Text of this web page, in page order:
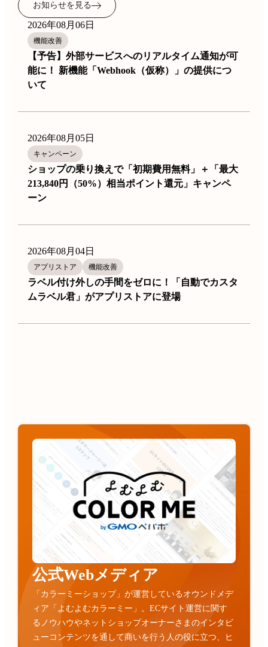
お知らせを見る
2026年08月06日
機能改善
【予告】外部サービスへのリアルタイム通知が可
能に！ 新機能「Webhook（仮称）」の提供につ
いて
2026年08月05日
キャンペーン
ショップの乗り換えで「初期費用無料」＋「最大
213,840円（50%）相当ポイント還元」キャンペ
ーン
2026年08月04日
アプリストア 機能改善
ラベル付け外しの手間をゼロに！「自動でカスタ
ムラベル君」がアプリストアに登場
公式Webメディア
「カラーミーショップ」が運営しているオウンドメデ
ィア「よむよむカラーミー」。ECサイト運営に関す
るノウハウやネットショップオーナーさまのインタビ
ューコンテンツを通して商いを行う人の役に立つ、ヒ